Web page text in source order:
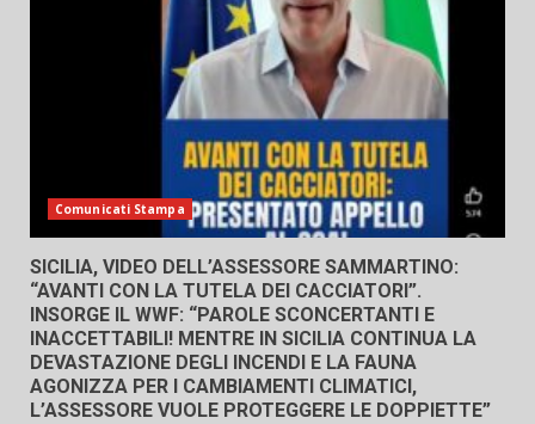
Comunicati Stampa
SICILIA, VIDEO DELL’ASSESSORE SAMMARTINO:
“AVANTI CON LA TUTELA DEI CACCIATORI”.
INSORGE IL WWF: “PAROLE SCONCERTANTI E
INACCETTABILI! MENTRE IN SICILIA CONTINUA LA
DEVASTAZIONE DEGLI INCENDI E LA FAUNA
AGONIZZA PER I CAMBIAMENTI CLIMATICI,
L’ASSESSORE VUOLE PROTEGGERE LE DOPPIETTE”